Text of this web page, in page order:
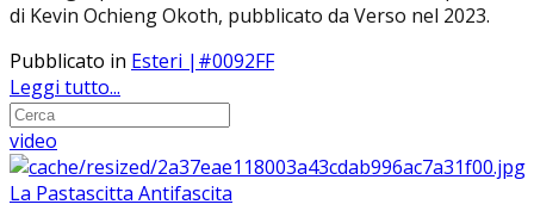
di Kevin Ochieng Okoth, pubblicato da Verso nel 2023.
Pubblicato in Esteri |#0092FF
Leggi tutto...
video
La Pastascitta Antifascita